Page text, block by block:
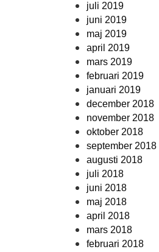
juli 2019
juni 2019
maj 2019
april 2019
mars 2019
februari 2019
januari 2019
december 2018
november 2018
oktober 2018
september 2018
augusti 2018
juli 2018
juni 2018
maj 2018
april 2018
mars 2018
februari 2018